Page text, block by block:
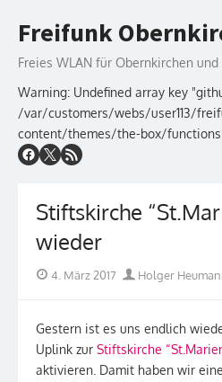
to
Freifunk
Freies WLAN für Obernkirchen und
Warning: Undefined array key
/var/customers/webs/user113/
content/themes/the-box/
Stiftskirche
wieder
Posted
4. März 2017 Author
Holger
Gestern ist es uns endlich
Uplink zur Stiftskirche
aktivieren. Damit haben wir